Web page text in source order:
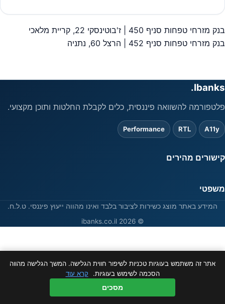
ניווט
בנק מזרחי טפחות סניף 450 | ז'בוטינסקי 22, קריית מלאכי
בנק מזרחי טפחות סניף 452 | הרצל 60, נתניה
Ibanks.
פלטפורמה להשוואה פיננסית, כלים לקבלת החלטות ותוכן מקצועי.
A11y
RTL
Performance
קישורים מהירים
משפטי
המידע באתר מוצג כשירות לציבור בלבד ואינו מהווה ייעוץ פיננסי. ט.ל.ח.
© 2026 ibanks.co.il
אתר זה משתמש בעוגיות טכניות לשיפור חווית הגלישה. המשך הגלישה מהווה
הסכמה לשימוש בעוגיות.
קרא עוד
מסכים